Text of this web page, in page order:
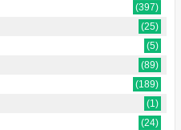
(397)
(25)
(5)
(89)
(189)
(1)
(24)